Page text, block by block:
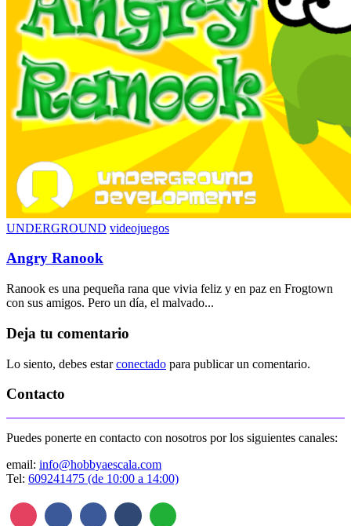
UNDERGROUND videojuegos
Angry Ranook
Ranook es una pequeña rana que vivia feliz y en paz en Frogtown
con sus amigos. Pero un día, el malvado...
Deja tu comentario
Lo siento, debes estarconectado para publicar un comentario.
Contacto
Puedes ponerte en contacto con nosotros por los siguientes canales:
email: info@hobbyaescala.com
Tel: 609241475 (de 10:00 a 14:00)